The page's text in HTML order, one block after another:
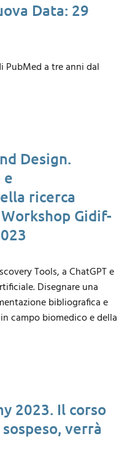
Data: 29
PubMed a tre anni dal
Design.
e
ricerca
Gidif-
Tools, a ChatGPT e
Disegnare una
bibliografica e
campo biomedico e della
2023. Il corso
verrà